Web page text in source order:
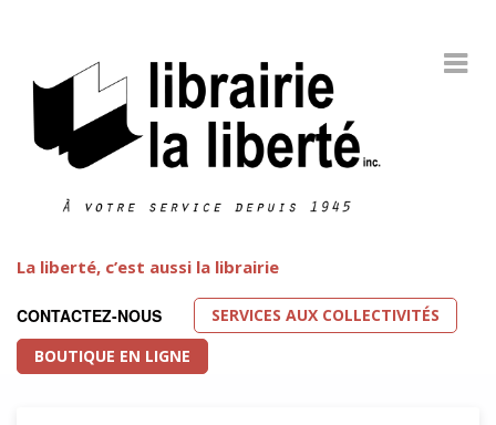
La liberté, c’est aussi la librairie
CONTACTEZ-NOUS
SERVICES AUX COLLECTIVITÉS
BOUTIQUE EN LIGNE